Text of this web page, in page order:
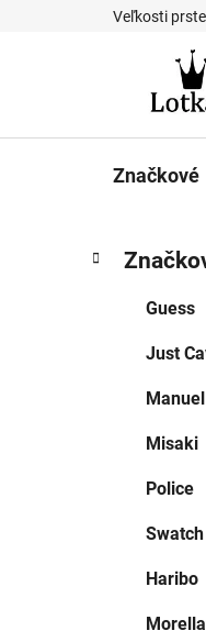
Veľkosti
Značkové
B
kategórie
a
Guess
Just
Misaki
Police
Swatch
Haribo